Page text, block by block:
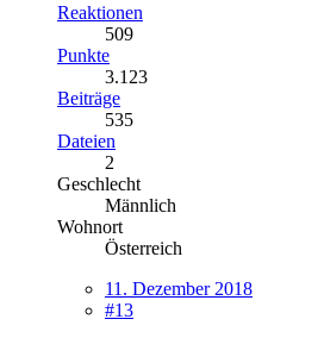
Reaktionen
509
Punkte
3.123
Beiträge
535
Dateien
2
Geschlecht
Männlich
Wohnort
Österreich
11. Dezember 2018
#13